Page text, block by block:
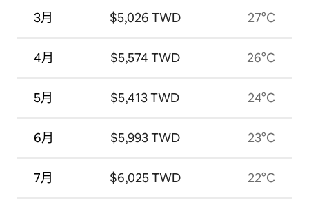
3月
4月
5月
6月
7月
$5,026 TWD
$5,574 TWD
$5,413 TWD
$5,993 TWD
$6,025 TWD
27°C
26°C
24°C
23°C
22°C